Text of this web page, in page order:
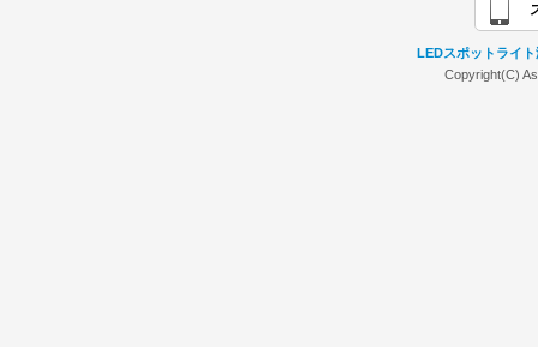
LEDスポットライ
Copyright(C)